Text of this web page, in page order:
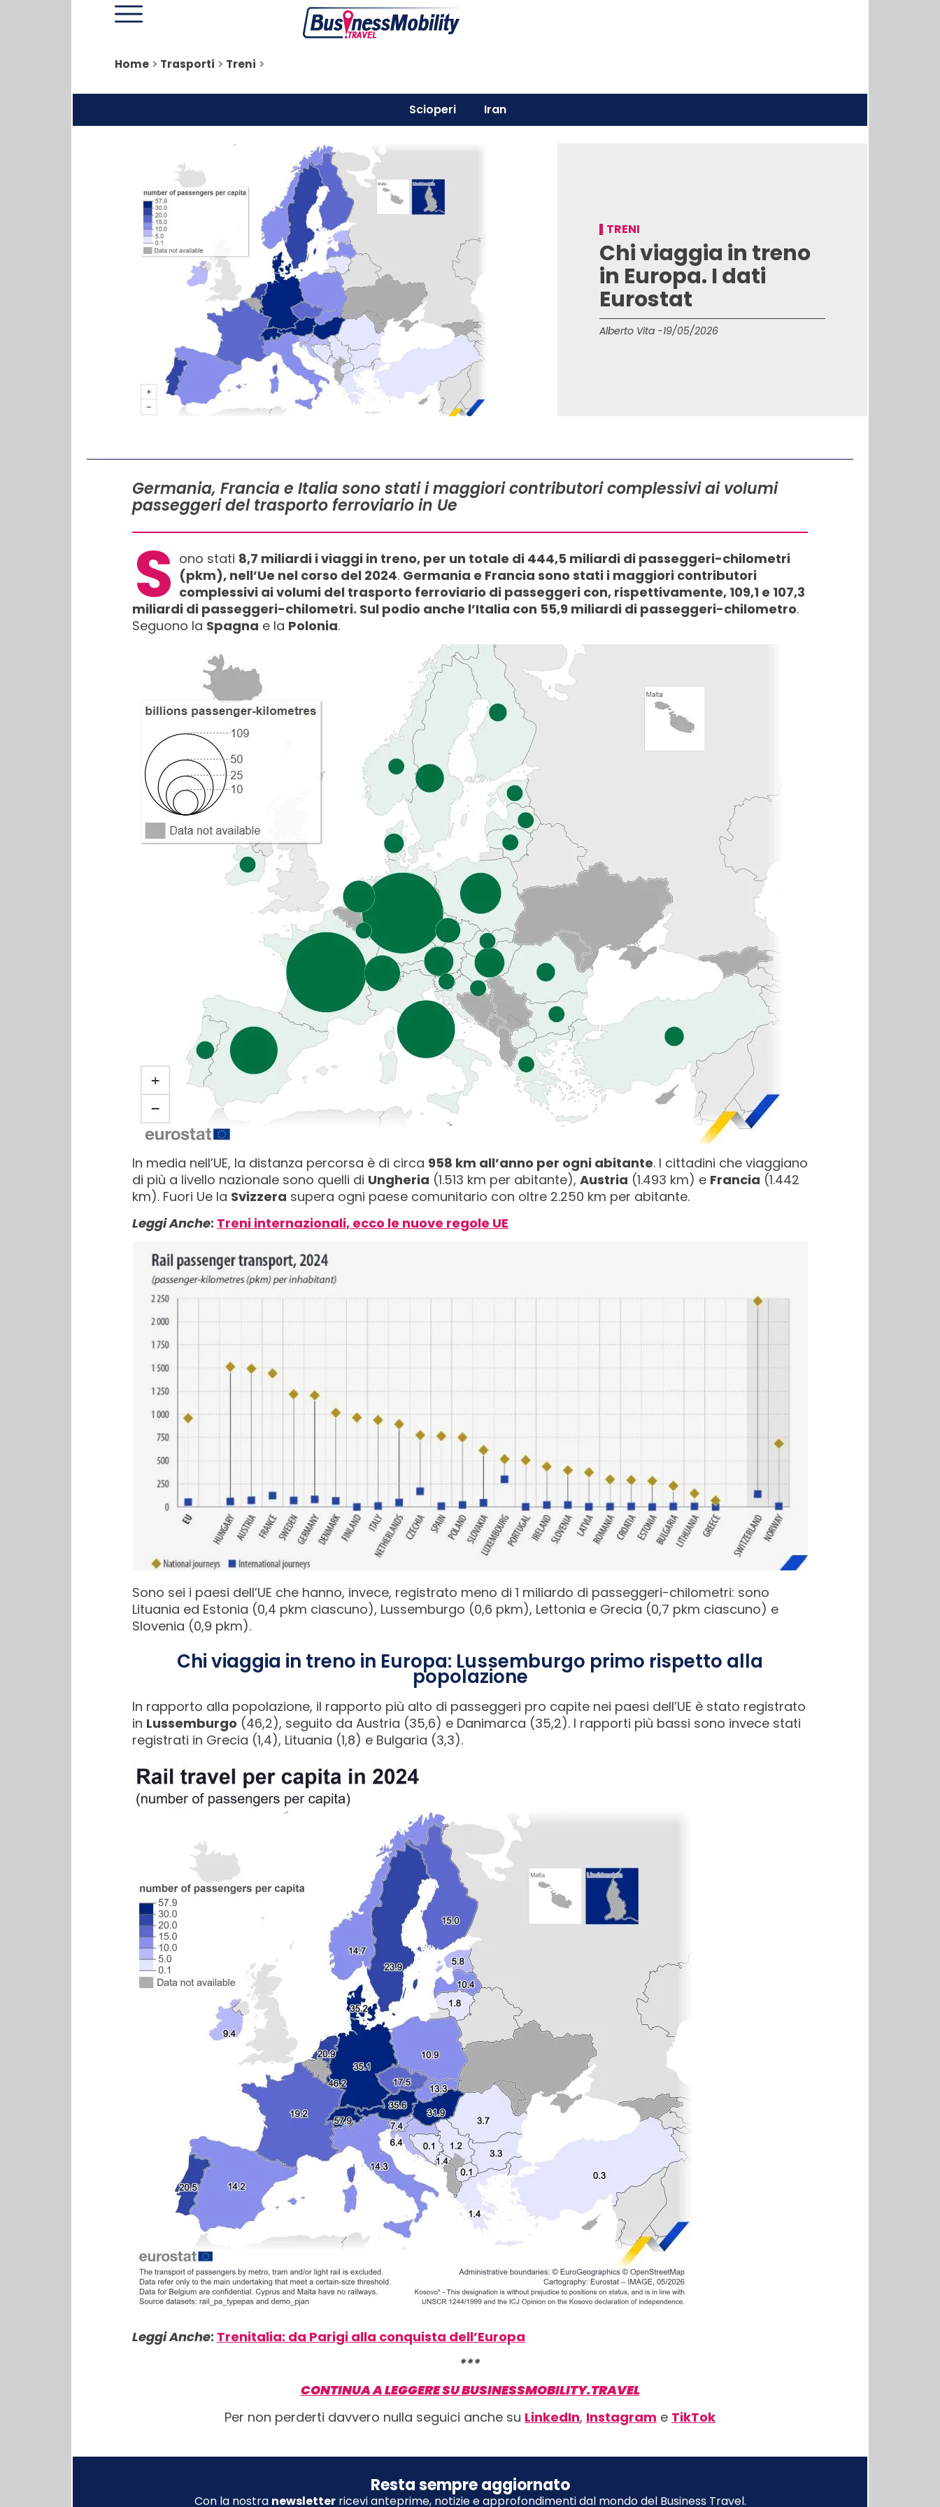
Home > Trasporti > Treni >
Scioperi Iran
TRENI
Chi viaggia in treno
in Europa. I dati
Eurostat
Alberto Vita -19/05/2026
Germania, Francia e Italia sono stati i maggiori contributori complessivi ai volumi
passeggeri del trasporto ferroviario in Ue
S ono stati 8,7 miliardi i viaggi in treno, per un totale di 444,5 miliardi di passeggeri-chilometri
(pkm), nell’Ue nel corso del 2024. Germania e Francia sono stati i maggiori contributori
complessivi ai volumi del trasporto ferroviario di passeggeri con, rispettivamente, 109,1 e 107,3 ​​
miliardi di passeggeri-chilometri. Sul podio anche l’Italia con 55,9 miliardi di passeggeri-chilometro.
Seguono la Spagna e la Polonia.
In media nell’UE, la distanza percorsa è di circa 958 km all’anno per ogni abitante. I cittadini che viaggiano
di più a livello nazionale sono quelli di Ungheria (1.513 km per abitante), Austria (1.493 km) e Francia (1.442
km). Fuori Ue la Svizzera supera ogni paese comunitario con oltre 2.250 km per abitante.
Leggi Anche: Treni internazionali, ecco le nuove regole UE
Sono sei i paesi dell’UE che hanno, invece, registrato meno di 1 miliardo di passeggeri-chilometri: sono
Lituania ed Estonia (0,4 pkm ciascuno), Lussemburgo (0,6 pkm), Lettonia e Grecia (0,7 pkm ciascuno) e
Slovenia (0,9 pkm).
Chi viaggia in treno in Europa: Lussemburgo primo rispetto alla
popolazione
In rapporto alla popolazione, il rapporto più alto di passeggeri pro capite nei paesi dell’UE è stato registrato
in Lussemburgo (46,2), seguito da Austria (35,6) e Danimarca (35,2). I rapporti più bassi sono invece stati
registrati in Grecia (1,4), Lituania (1,8) e Bulgaria (3,3).
Leggi Anche: Trenitalia: da Parigi alla conquista dell’Europa
***
CONTINUA A LEGGERE SU BUSINESSMOBILITY.TRAVEL
Per non perderti davvero nulla seguici anche su LinkedIn, Instagram e TikTok
Resta sempre aggiornato
Con la nostra newsletterricevi anteprime, notizie e approfondimenti dal mondo del Business Travel.